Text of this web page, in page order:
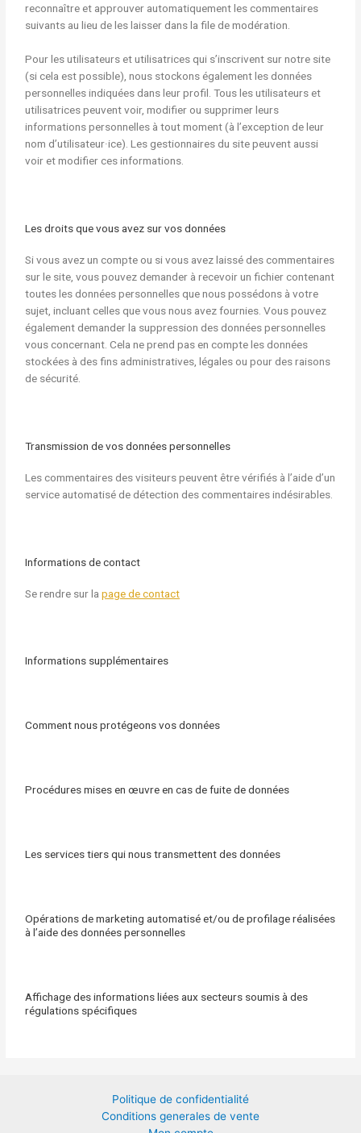
reconnaître et approuver automatiquement les commentaires
suivants au lieu de les laisser dans la file de modération.
Pour les utilisateurs et utilisatrices qui s’inscrivent sur notre site
(si cela est possible), nous stockons également les données
personnelles indiquées dans leur profil. Tous les utilisateurs et
utilisatrices peuvent voir, modifier ou supprimer leurs
informations personnelles à tout moment (à l’exception de leur
nom d’utilisateur·ice). Les gestionnaires du site peuvent aussi
voir et modifier ces informations.
Les droits que vous avez sur vos données
Si vous avez un compte ou si vous avez laissé des commentaires
sur le site, vous pouvez demander à recevoir un fichier contenant
toutes les données personnelles que nous possédons à votre
sujet, incluant celles que vous nous avez fournies. Vous pouvez
également demander la suppression des données personnelles
vous concernant. Cela ne prend pas en compte les données
stockées à des fins administratives, légales ou pour des raisons
de sécurité.
Transmission de vos données personnelles
Les commentaires des visiteurs peuvent être vérifiés à l’aide d’un
service automatisé de détection des commentaires indésirables.
Informations de contact
Se rendre sur lapage de contact
Informations supplémentaires
Comment nous protégeons vos données
Procédures mises en œuvre en cas de fuite de données
Les services tiers qui nous transmettent des données
Opérations de marketing automatisé et/ou de profilage réalisées
à l’aide des données personnelles
Affichage des informations liées aux secteurs soumis à des
régulations spécifiques
Politique de confidentialité
Conditions generales de vente